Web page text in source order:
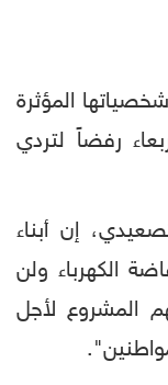
المؤثرة
رفضاً لتردي
تصعيدي، إن أبناء
الكهرباء ولن
المشروع لأجل